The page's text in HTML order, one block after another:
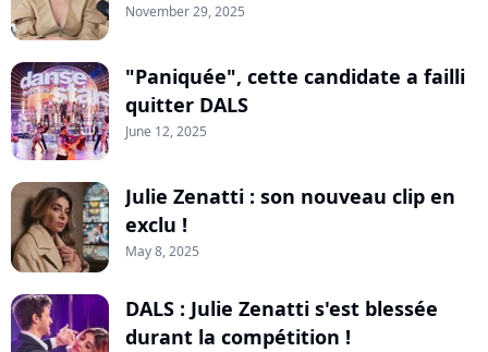
November 29, 2025
"Paniquée", cette candidate a failli
quitter DALS
June 12, 2025
Julie Zenatti : son nouveau clip en
exclu !
May 8, 2025
DALS : Julie Zenatti s'est blessée
durant la compétition !